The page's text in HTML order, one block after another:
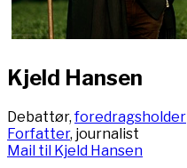
Kjeld Hansen
Debattør,foredragsholder
Forfatter, journalist
Mail til Kjeld Hansen